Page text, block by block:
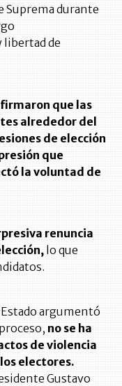
Suprema durante
de
que las
alrededor del
de elección
que
la voluntad de
renuncia
lo que
argumentó
no se ha
de violencia
electores.
Gustavo